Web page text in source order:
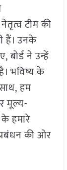
टीम की
हैं। उनके
बोर्ड ने उन्हें
भविष्य के
हम
मूल्य-
के हमारे
की ओर